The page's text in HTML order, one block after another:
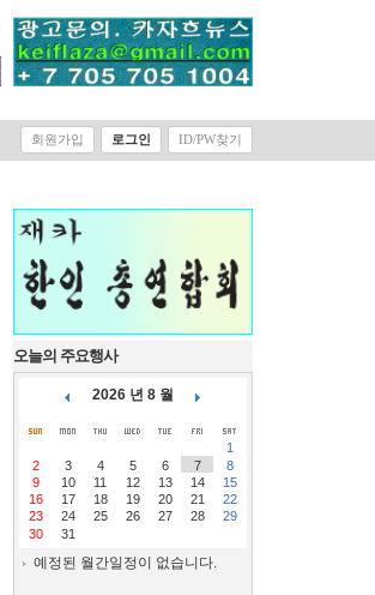
회원가입 로그인 ID/PW찾기
오늘의 주요행사
2026 년 8 월
1
2
3 4 5 6 7
8
9
10 11 12 13 14
15
16
17 18 19 20 21
22
23
24 25 26 27 28
29
30
31
예정된 월간일정이 없습니다.